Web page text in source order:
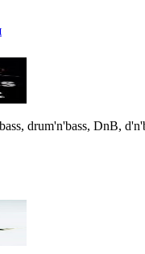
drum'n'bass, DnB,